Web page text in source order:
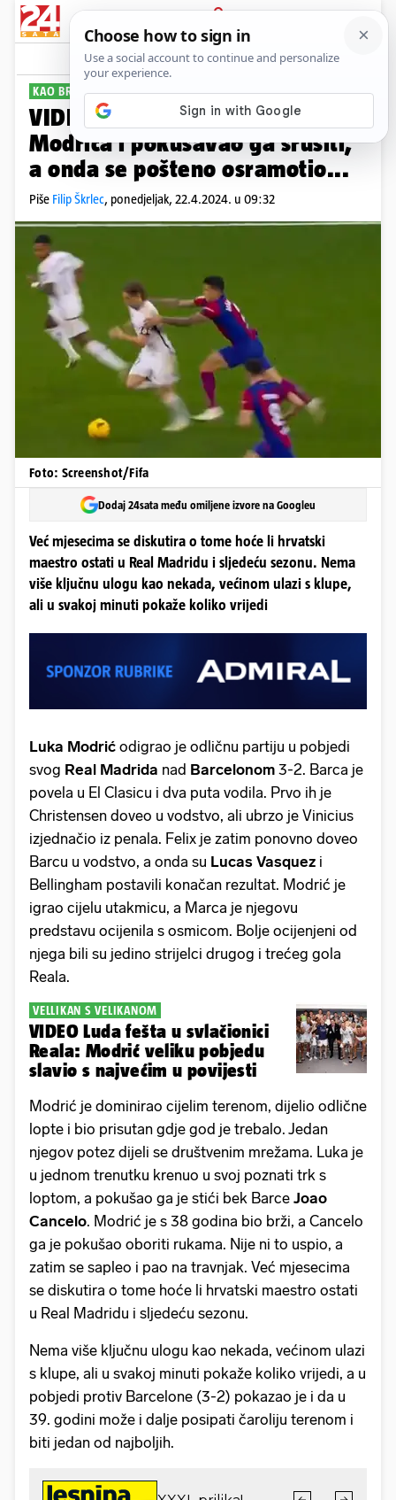
PRIJAVA
Sport Komentari
KAO BRZI VLAK
VIDEO Igrač Barcelone vukao je
Modrića i pokušavao ga srušiti,
a onda se pošteno osramotio...
Piše Filip Škrlec, ponedjeljak, 22.4.2024. u 09:32
Foto: Screenshot/Fifa
Dodaj 24sata među omiljene izvore na Googleu
Već mjesecima se diskutira o tome hoće li hrvatski
maestro ostati u Real Madridu i sljedeću sezonu. Nema
više ključnu ulogu kao nekada, većinom ulazi s klupe,
ali u svakoj minuti pokaže koliko vrijedi
Luka Modrić odigrao je odličnu partiju u pobjedi
svog Real Madrida nad Barcelonom 3-2. Barca je
povela u El Clasicu i dva puta vodila. Prvo ih je
Christensen doveo u vodstvo, ali ubrzo je Vinicius
izjednačio iz penala. Felix je zatim ponovno doveo
Barcu u vodstvo, a onda su Lucas Vasquez i
Bellingham postavili konačan rezultat. Modrić je
igrao cijelu utakmicu, a Marca je njegovu
predstavu ocijenila s osmicom. Bolje ocijenjeni od
njega bili su jedino strijelci drugog i trećeg gola
Reala.
VELLIKAN S VELIKANOM
VIDEO Luda fešta u svlačionici
Reala: Modrić veliku pobjedu
slavio s najvećim u povijesti
Modrić je dominirao cijelim terenom, dijelio odlične
lopte i bio prisutan gdje god je trebalo. Jedan
njegov potez dijeli se društvenim mrežama. Luka je
u jednom trenutku krenuo u svoj poznati trk s
loptom, a pokušao ga je stići bek Barce Joao
Cancelo. Modrić je s 38 godina bio brži, a Cancelo
ga je pokušao oboriti rukama. Nije ni to uspio, a
zatim se sapleo i pao na travnjak. Već mjesecima
se diskutira o tome hoće li hrvatski maestro ostati
u Real Madridu i sljedeću sezonu.
Nema više ključnu ulogu kao nekada, većinom ulazi
s klupe, ali u svakoj minuti pokaže koliko vrijedi, a u
pobjedi protiv Barcelone (3-2) pokazao je i da u
39. godini može i dalje posipati čaroliju terenom i
biti jedan od najboljih.